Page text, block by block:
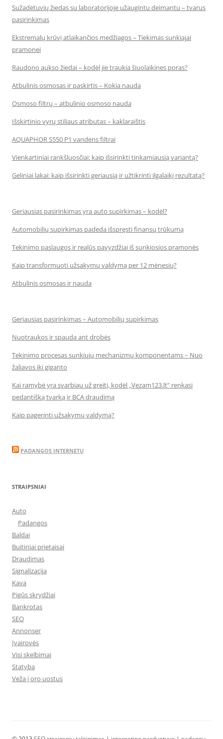
Sužadėtuvių žiedas su laboratorijoje užaugintu deimantu – tvarus
pasirinkimas
Ekstremalų krūvį atlaikančios medžiagos – Tiekimas sunkiajai
pramonei
Raudono aukso žiedai – kodėl jie traukia šiuolaikines poras?
Atbulinis osmosas ir paskirtis – Kokia nauda
Osmoso filtrų – atbulinio osmoso nauda
Išskirtinio vyrų stiliaus atributas – kaklaraištis
AQUAPHOR S550 P1 vandens filtrai
Vienkartiniai rankšluosčiai: kaip išsirinkti tinkamiausią variantą?
Geliniai lakai: kaip išsirinkti geriausią ir užtikrinti ilgalaikį rezultatą?
Geriausias pasirinkimas yra auto supirkimas – kodėl?
Automobilių supirkimas padeda išspręsti finansų trūkumą
Tekinimo paslaugos ir realūs pavyzdžiai iš sunkiosios pramonės
Kaip transformuoti užsakymų valdymą per 12 mėnesių?
Atbulinis osmosas ir nauda
Geriausias pasirinkimas – Automobilių supirkimas
Nuotraukos ir spauda ant drobės
Tekinimo procesas sunkiųjų mechanizmų komponentams – Nuo
žaliavos iki giganto
Kai ramybė yra svarbiau už greitį, kodėl „Vezam123.lt“ renkasi
pedantišką tvarką ir BCA draudimą
Kaip pagerinti užsakymų valdymą?
PADANGOS INTERNETU
STRAIPSNIAI
Auto
Padangos
Baldai
Buitiniai prietaisai
Draudimas
Signalizacija
Kava
Pigūs skrydžiai
Bankrotas
SEO
Annonser
Įvairovės
Visi skelbimai
Statyba
Veža į oro uostus